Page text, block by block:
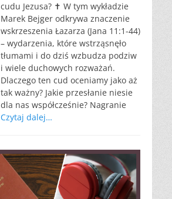
cudu Jezusa? ✝️ W tym wykładzie
Marek Bejger odkrywa znaczenie
wskrzeszenia Łazarza (Jana 11:1-44)
– wydarzenia, które wstrząsnęło
tłumami i do dziś wzbudza podziw
i wiele duchowych rozważań.
Dlaczego ten cud oceniamy jako aż
tak ważny? Jakie przesłanie niesie
dla nas współcześnie? Nagranie
Czytaj dalej…